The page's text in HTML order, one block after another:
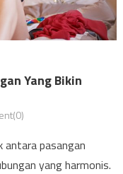
Yang Bikin
antara pasangan
yang harmonis.